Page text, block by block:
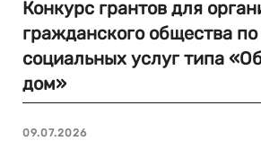
Конкурс грантов для
гражданского общества
социальных услуг типа
дом»
09.07.2026